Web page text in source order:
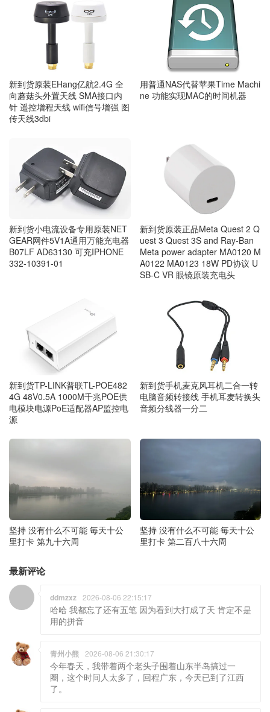
新到货原装EHang亿航2.4G 全
向蘑菇头外置天线 SMA接口内
针 遥控增程天线 wifi信号增强 图
传天线3dbi
用普通NAS代替苹果Time Machi
ne 功能实现MAC的时间机器
新到货小电流设备专用原装NET
GEAR网件5V1A通用万能充电器
B07LF AD63130 可充IPHONE
332-10391-01
新到货原装正品Meta Quest 2 Q
uest 3 Quest 3S and Ray-Ban
Meta power adapter MA0120 M
A0122 MA0123 18W PD协议 U
SB-C VR 眼镜原装充电头
新到货TP-LINK普联TL-POE482
4G 48V0.5A 1000M千兆POE供
电模块电源PoE适配器AP监控电
源
新到货手机麦克风耳机二合一转
电脑音频转接线 手机耳麦转换头
音频分线器一分二
坚持 没有什么不可能 毎天十公
里打卡 第九十六周
坚持 没有什么不可能 毎天十公
里打卡 第二百八十六周
最新评论
ddmzxz 2026-08-06 22:15:17
哈哈 我都忘了还有五笔 因为看到大打成了天 肯定不是
用的拼音
青州小熊 2026-08-06 21:30:17
今年春天，我带着两个老头子围着山东半岛搞过一
圈，这个时间人太多了，回程广东，今天已到了江西
了。